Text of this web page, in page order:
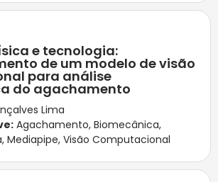
e tecnologia:
de um modelo de visão
para análise
do agachamento
Lima
Agachamento, Biomecânica,
, Mediapipe, Visão Computacional